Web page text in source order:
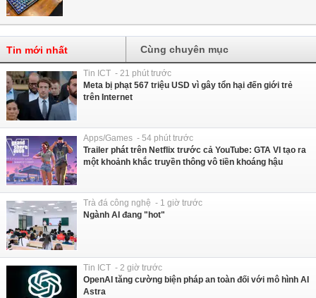
Tin mới nhất Cùng chuyên mục
Tin ICT - 21 phút trước
Meta bị phạt 567 triệu USD vì gây tổn hại đến giới trẻ
trên Internet
Apps/Games - 54 phút trước
Trailer phát trên Netflix trước cả YouTube: GTA VI tạo ra
một khoảnh khắc truyền thông vô tiền khoáng hậu
Trà đá công nghệ - 1 giờ trước
Ngành AI đang "hot"
Tin ICT - 2 giờ trước
OpenAI tăng cường biện pháp an toàn đối với mô hình AI
Astra